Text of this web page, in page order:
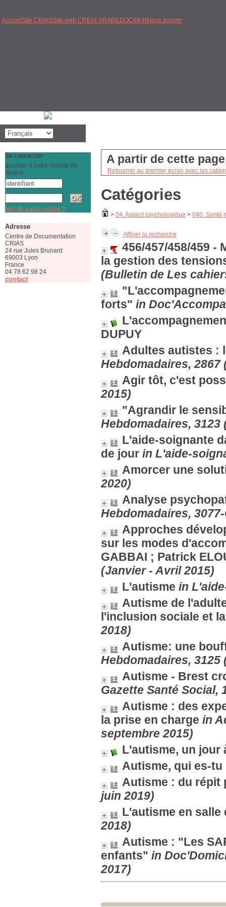
A partir de cette
Retourner au premier écran avec les
Catégories
> 04. Aspect psychologique > 040. Santé
Affiner la recherche
456/457/458/459 -
la gestion des
(Bulletin de Les
forts" in
DUPUY
Adultes autistes :
Hebdomadaires, 2867
Agir tôt, c'est
2015)
"Agrandir le
Hebdomadaires, 3123
L'aide-soignante
de jour in L'aide-
Amorcer une
2020)
Analyse
Hebdomadaires,
Approches
sur les modes
GABBAI ; Patrick
(Janvier - Avril 2015)
L'autisme in
Autisme de
l'inclusion sociale et
2018)
Autisme: une
Hebdomadaires, 3125
Autisme - Brest
Gazette Santé Social,
Autisme : des
la prise en charge in
septembre 2015)
L'autisme, un jour
Autisme, qui es-tu
Autisme : du répit
juin 2019)
L'autisme en salle
2018)
Autisme : "Les
enfants" in
2017)
Accueil Site CRIASSite web CREAI-ARAREDOC69-H Nous trouver
Se connecter
accéder à votre compte de
lecteur
Mot de passe oublié ?
Adresse
Centre de Documentation
CRIAS
24 rue Jules Brunard
69003 Lyon
France
04 78 62 98 24
contact